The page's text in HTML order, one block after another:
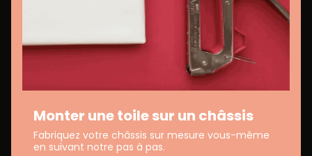
Monter une toile sur un châssis
Fabriquez votre châssis sur mesure vous-même
en suivant notre pas à pas.